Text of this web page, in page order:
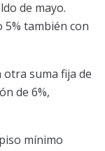
de mayo.
también con
suma fija de
de 6%,
mínimo